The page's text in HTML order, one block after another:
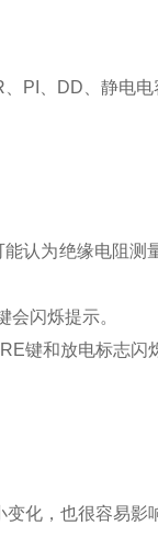
PI、DD、静电电
认为绝缘电阻测
闪烁提示。
键和放电标志闪
化，也很容易影